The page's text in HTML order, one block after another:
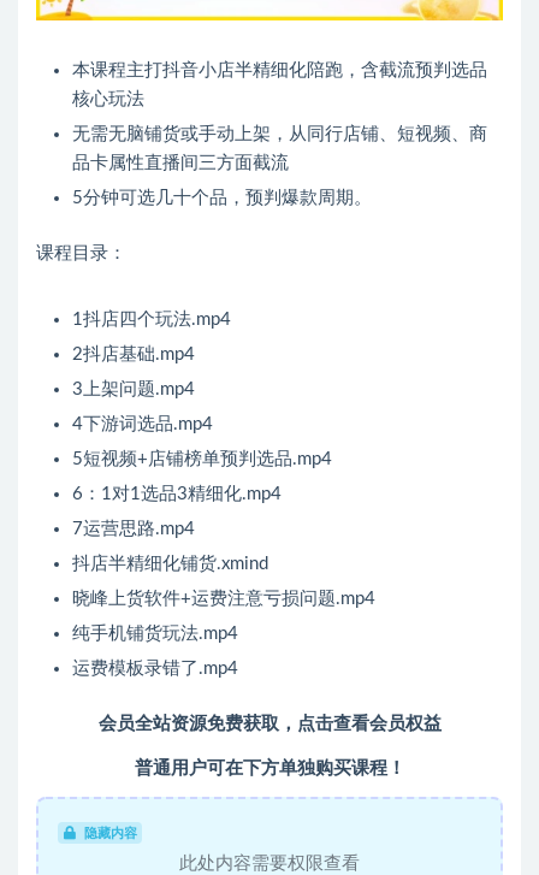
本课程主打抖音小店半精细化陪跑，含截流预判选品
核心玩法
无需无脑铺货或手动上架，从同行店铺、短视频、商
品卡属性直播间三方面截流
5分钟可选几十个品，预判爆款周期。
课程目录：
1抖店四个玩法.mp4
2抖店基础.mp4
3上架问题.mp4
4下游词选品.mp4
5短视频+店铺榜单预判选品.mp4
6：1对1选品3精细化.mp4
7运营思路.mp4
抖店半精细化铺货.xmind
晓峰上货软件+运费注意亏损问题.mp4
纯手机铺货玩法.mp4
运费模板录错了.mp4
会员全站资源免费获取，点击查看会员权益
普通用户可在下方单独购买课程！
隐藏内容
此处内容需要权限查看